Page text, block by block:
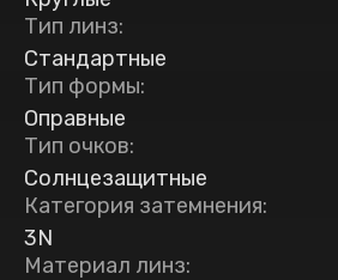
Тип линз:
Стандартные
Тип формы:
Оправные
Тип очков:
Солнцезащитные
Категория затемнения:
3N
Материал линз: